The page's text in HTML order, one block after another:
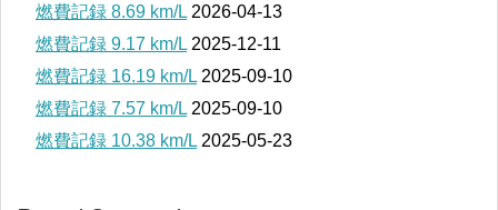
燃費記録 8.69 km/L 2026-04-13
燃費記録 9.17 km/L 2025-12-11
燃費記録 16.19 km/L 2025-09-10
燃費記録 7.57 km/L 2025-09-10
燃費記録 10.38 km/L 2025-05-23